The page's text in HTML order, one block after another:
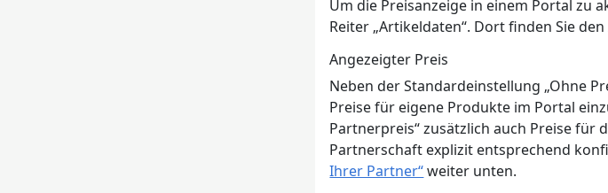
Um die Preisanzeige in einem Portal zu
Reiter „Artikeldaten“. Dort finden Sie
Angezeigter Preis
Neben der Standardeinstellung „Ohne
Preise für eigene Produkte im Portal
Partnerpreis“ zusätzlich auch Preise
Partnerschaft explizit entsprechend
Ihrer Partner“weiter unten.